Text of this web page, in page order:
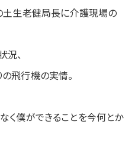
土生老健局長に介護現場の
況、
飛行機の実情。
く僕ができることを今何とか